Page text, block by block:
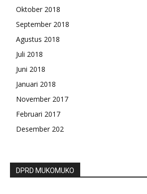
Oktober 2018
September 2018
Agustus 2018
Juli 2018
Juni 2018
Januari 2018
November 2017
Februari 2017
Desember 202
DPRD MUKOMUKO